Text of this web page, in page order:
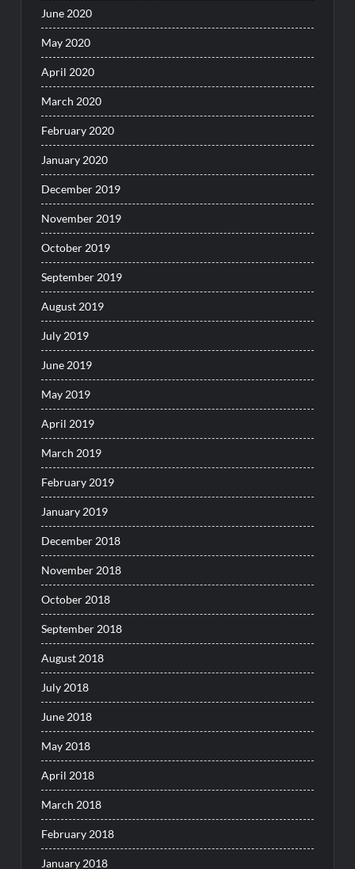
June 2020
May 2020
April 2020
March 2020
February 2020
January 2020
December 2019
November 2019
October 2019
September 2019
August 2019
July 2019
June 2019
May 2019
April 2019
March 2019
February 2019
January 2019
December 2018
November 2018
October 2018
September 2018
August 2018
July 2018
June 2018
May 2018
April 2018
March 2018
February 2018
January 2018